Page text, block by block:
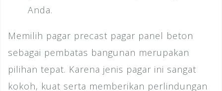
Anda.
Memilih pagar precast pagar panel beton
sebagai pembatas bangunan merupakan
pilihan tepat. Karena jenis pagar ini sangat
kokoh, kuat serta memberikan perlindungan